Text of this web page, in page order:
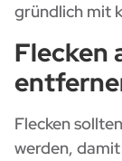
gründlich mit
Flecken
Flecken
werden,